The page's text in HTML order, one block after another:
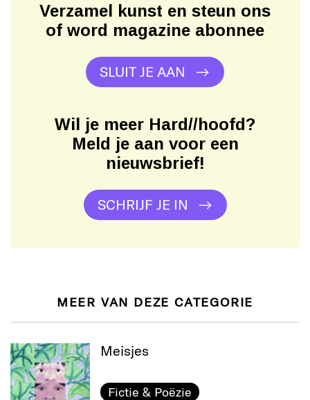
Verzamel kunst en steun ons
of word magazine abonnee
SLUIT JE AAN
Wil je meer Hard//hoofd?
Meld je aan voor een
nieuwsbrief!
SCHRIJF JE IN
MEER VAN DEZE CATEGORIE
Meisjes
Fictie & Poëzie